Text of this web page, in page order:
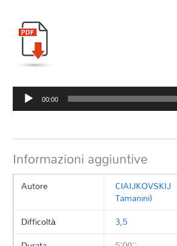
Audio
Player
00:00
Informazioni aggiuntive
Autore
Tamanini)
Difficoltà
3,5